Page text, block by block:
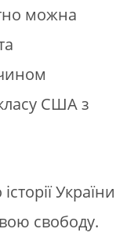
можна
США з
України
свободу.